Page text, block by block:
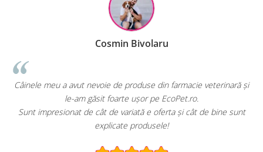
Cosmin Bivolaru
Câinele meu a avut nevoie de produse din farmacie veterinară și
le-am găsit foarte ușor pe EcoPet.ro.
Sunt impresionat de cât de variată e oferta și cât de bine sunt
explicate produsele!